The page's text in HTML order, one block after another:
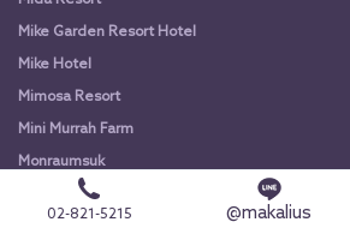
Mike Garden Resort Hotel
Mike Hotel
Mimosa Resort
Mini Murrah Farm
Monraumsuk
Movenpick Resort
02-821-5215 @makalius